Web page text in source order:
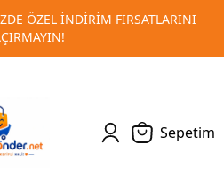
PROMOSYON VE MATBAA
1 2
Sepetim